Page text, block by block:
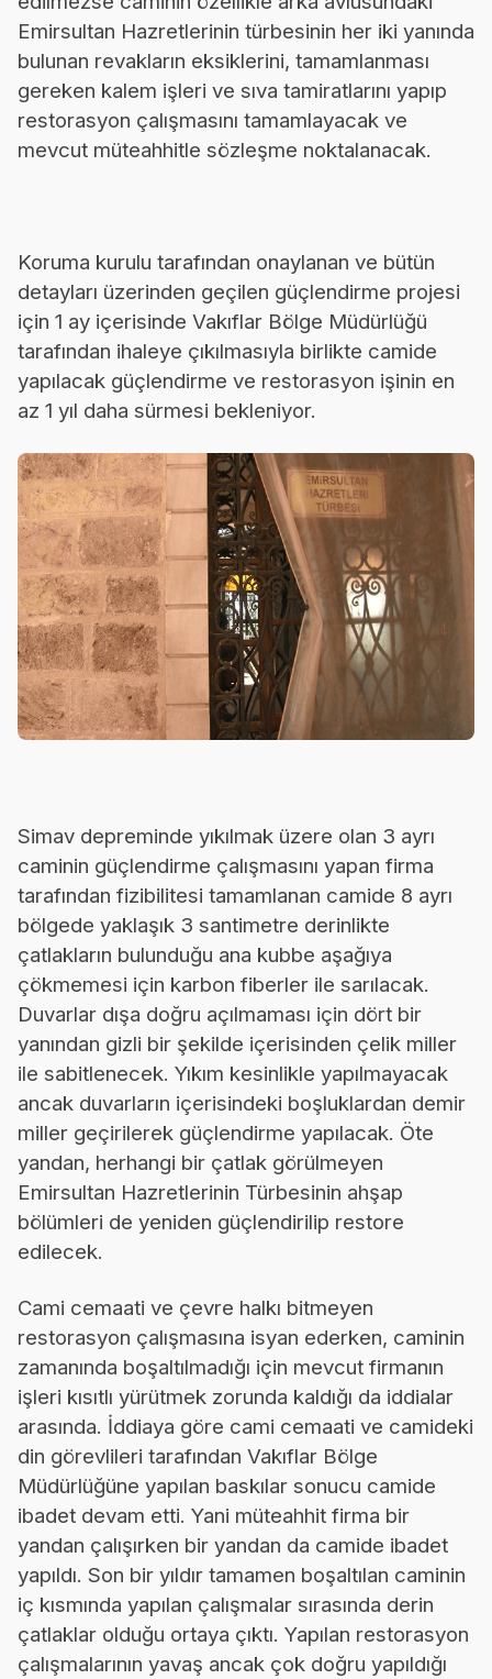
Emirsultan Hazretlerinin türbesinin her iki yanında
bulunan revakların eksiklerini, tamamlanması
gereken kalem işleri ve sıva tamiratlarını yapıp
restorasyon çalışmasını tamamlayacak ve
mevcut müteahhitle sözleşme noktalanacak.
Koruma kurulu tarafından onaylanan ve bütün
detayları üzerinden geçilen güçlendirme projesi
için 1 ay içerisinde Vakıflar Bölge Müdürlüğü
tarafından ihaleye çıkılmasıyla birlikte camide
yapılacak güçlendirme ve restorasyon işinin en
az 1 yıl daha sürmesi bekleniyor.
Simav depreminde yıkılmak üzere olan 3 ayrı
caminin güçlendirme çalışmasını yapan firma
tarafından fizibilitesi tamamlanan camide 8 ayrı
bölgede yaklaşık 3 santimetre derinlikte
çatlakların bulunduğu ana kubbe aşağıya
çökmemesi için karbon fiberler ile sarılacak.
Duvarlar dışa doğru açılmaması için dört bir
yanından gizli bir şekilde içerisinden çelik miller
ile sabitlenecek. Yıkım kesinlikle yapılmayacak
ancak duvarların içerisindeki boşluklardan demir
miller geçirilerek güçlendirme yapılacak. Öte
yandan, herhangi bir çatlak görülmeyen
Emirsultan Hazretlerinin Türbesinin ahşap
bölümleri de yeniden güçlendirilip restore
edilecek.
Cami cemaati ve çevre halkı bitmeyen
restorasyon çalışmasına isyan ederken, caminin
zamanında boşaltılmadığı için mevcut firmanın
işleri kısıtlı yürütmek zorunda kaldığı da iddialar
arasında. İddiaya göre cami cemaati ve camideki
din görevlileri tarafından Vakıflar Bölge
Müdürlüğüne yapılan baskılar sonucu camide
ibadet devam etti. Yani müteahhit firma bir
yandan çalışırken bir yandan da camide ibadet
yapıldı. Son bir yıldır tamamen boşaltılan caminin
iç kısmında yapılan çalışmalar sırasında derin
çatlaklar olduğu ortaya çıktı. Yapılan restorasyon
çalışmalarının yavaş ancak çok doğru yapıldığı